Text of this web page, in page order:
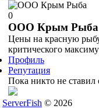
0
ООО Крым Рыба
Цены на красную
критического
Профиль
Репутация
Пока никто не ставил
ServerFish © 2026